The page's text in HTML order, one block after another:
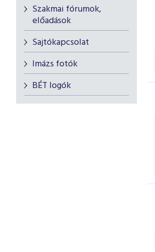
Szakmai fórumok,
előadások
Sajtókapcsolat
Imázs fotók
BÉT logók